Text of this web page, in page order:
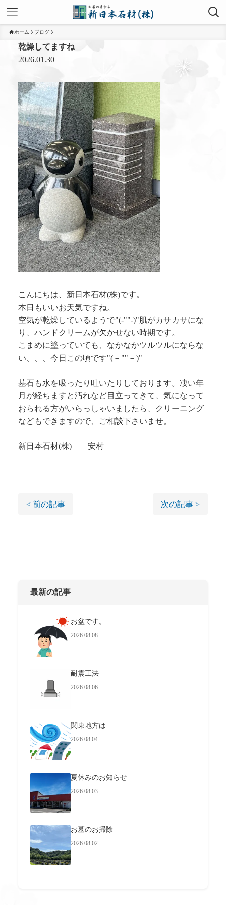
ホーム ブログ
乾燥してますね
2026.01.30
こんにちは、新日本石材(株)です。
本日もいいお天気ですね。
空気が乾燥しているようで"(-""-)"肌がカサカサにな
り、ハンドクリームが欠かせない時期です。
こまめに塗っていても、なかなかツルツルにならな
い、、、今日この頃です"(－""－)"
墓石も水を吸ったり吐いたりしております。凄い年
月が経ちますと汚れなど目立ってきて、気になって
おられる方がいらっしゃいましたら、クリーニング
などもできますので、ご相談下さいませ。
新日本石材(株) 安村
< 前の記事 次の記事 >
最新の記事
お盆です。
2026.08.08
耐震工法
2026.08.06
関東地方は
2026.08.04
夏休みのお知らせ
2026.08.03
お墓のお掃除
2026.08.02